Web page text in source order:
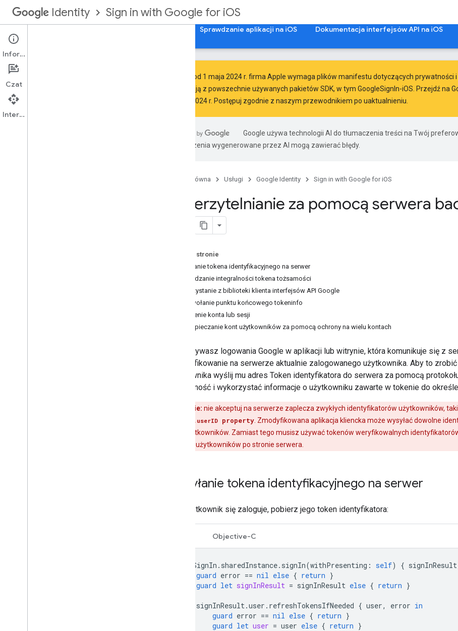
Identity Sign in with Google for iOS
Sprawdzanie aplikacji na iOS Dokumentacja interfejsów API na iOS
Dodawanie funkcji logowania się
od 1 maja 2024 r. firma Apple wymaga plików manifestu dotyczących prywatności
korzystają z powszechnie używanych pakietów SDK, w tym GoogleSignIn-iOS. Przejdź na
1 maja 2024 r. Postępuj zgodnie z naszym przewodnikiem po uaktualnieniu
Google używa technologii AI do tłumaczenia treści na Twój
Tłumaczenia wygenerowane przez AI mogą zawierać błędy.
Strona główna Usługi Google Identity Sign in with Google for iOS
Uwierzytelnianie za pomocą serwera
Na tej stronie
Wysyłanie tokena identyfikacyjnego na serwer
Sprawdzanie integralności tokena tożsamości
Korzystanie z biblioteki klienta interfejsów API Google
Wywołanie punktu końcowego tokeninfo
Tworzenie konta lub sesji
Zabezpieczanie kont użytkowników za pomocą ochrony na wielu kontach
Jeśli używasz logowania Google w aplikacji lub witrynie, która komunikuje się z
zidentyfikowanie na serwerze aktualnie zalogowanego użytkownika. Aby to
użytkownika wyślij mu adres Token identyfikatora do serwera za pomocą
integralność i wykorzystać informacje o użytkowniku zawarte w tokenie do
Ostrzeżenie: nie akceptuj na serwerze zaplecza zwykłych identyfikatorów użytkowników,
GIDGoogleUser.userID property . Zmodyfikowana aplikacja kliencka może wysyłać dowolne
pod innych użytkowników. Zamiast tego musisz używać tokenów weryfikowalnych
zalogowanych użytkowników po stronie serwera.
Wysyłanie tokena identyfikacyjnego na serwer
Gdy użytkownik się zaloguje, pobierz jego token identyfikatora:
Objective-C
GIDSignIn . sharedInstance. signIn(withPresenting : self) { signInResult
guard error == nil else { return }
guard let signInResult = signInResult else { return }
signInResult.user . refreshTokensIfNeeded { user, error in
guard error == nil else { return }
guard let user = user else { return }
Informacje
Czat
Interfejs API